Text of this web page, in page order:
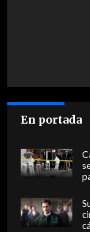
En portada